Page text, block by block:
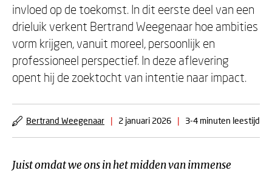
invloed op de toekomst. In dit eerste deel van een
drieluik verkent Bertrand Weegenaar hoe ambities
vorm krijgen, vanuit moreel, persoonlijk en
professioneel perspectief. In deze aflevering
opent hij de zoektocht van intentie naar impact.
Bertrand Weegenaar | 2 januari 2026 | 3-4 minuten leestijd
Juist omdat we ons in het midden van immense